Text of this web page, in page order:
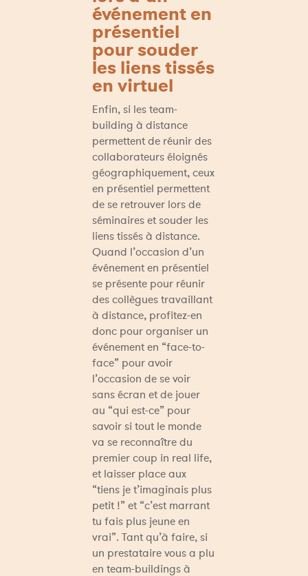
événement en
présentiel
pour souder
les liens tissés
en virtuel
Enfin, si les team-
building à distance
permettent de réunir des
collaborateurs éloignés
géographiquement, ceux
en présentiel permettent
de se retrouver lors de
séminaires et souder les
liens tissés à distance.
Quand l’occasion d’un
événement en présentiel
se présente pour réunir
des collègues travaillant
à distance, profitez-en
donc pour organiser un
événement en “face-to-
face” pour avoir
l’occasion de se voir
sans écran et de jouer
au “qui est-ce” pour
savoir si tout le monde
va se reconnaître du
premier coup in real life,
et laisser place aux
“tiens je t’imaginais plus
petit !” et “c’est marrant
tu fais plus jeune en
vrai”. Tant qu’à faire, si
un prestataire vous a plu
en team-buildings à